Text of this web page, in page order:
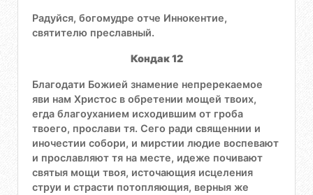
Радуйся, богомудре отче Иннокентие,
святителю преславный.
Кондак 12
Благодати Божией знамение непререкаемое
яви нам Христос в обретении мощей твоих,
егда благоуханием исходившим от гроба
твоего, прослави тя. Сего ради священнии и
иночестии собори, и мирстии людие воспевают
и прославляют тя на месте, идеже почивают
святыя мощи твоя, источающия исцеления
струи и страсти потопляющия, верныя же